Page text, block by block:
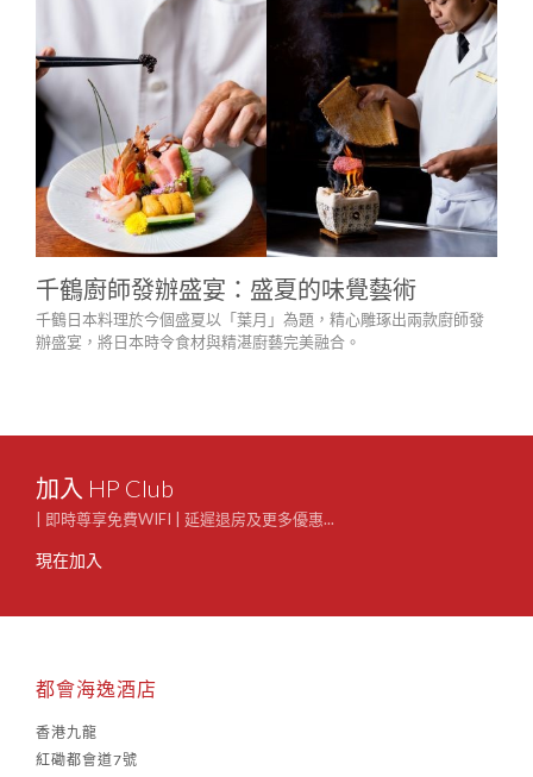
千鶴廚師發辦盛宴：盛夏的味覺藝術
千鶴日本料理於今個盛夏以「葉月」為題，精心雕琢出兩款廚師發
辦盛宴，將日本時令食材與精湛廚藝完美融合。
加入 HP Club
| 即時尊享免費WIFI | 延遲退房及更多優惠...
現在加入
都會海逸酒店
香港九龍
紅磡都會道7號